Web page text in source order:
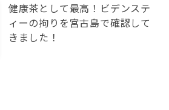
健康茶として最高！ビデンステ
ィーの拘りを宮古島で確認して
きました！